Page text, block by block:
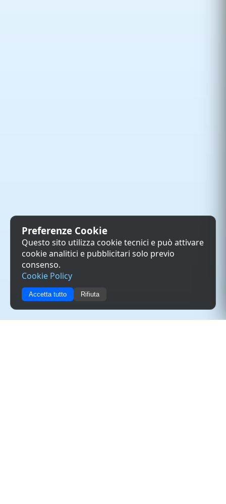
Preferenze Cookie
Questo sito utilizza cookie tecnici e può attivare
cookie analitici e pubblicitari solo previo
consenso.
Cookie Policy
Accetta tutto Rifiuta